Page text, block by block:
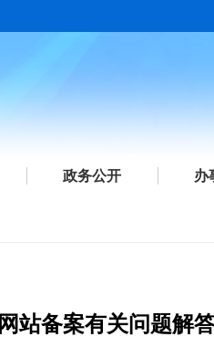
政务公开 办
网站备案有关问题解